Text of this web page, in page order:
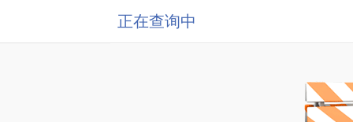
正在查询中